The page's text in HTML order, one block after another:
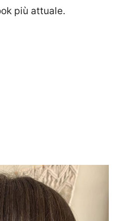
più attuale.